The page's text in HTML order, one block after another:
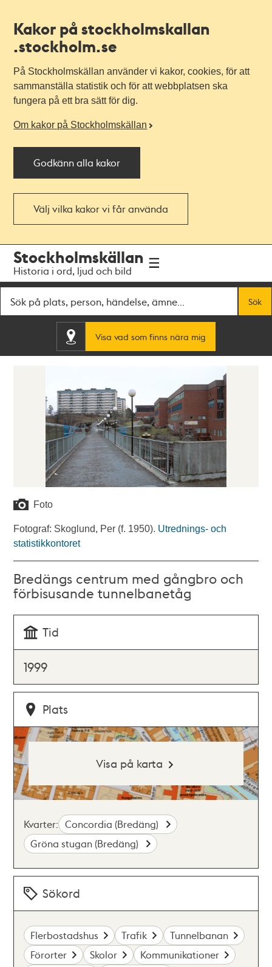
Kakor på stockholmskallan
.stockholm.se
På Stockholmskällan använder vi kakor, cookies, för att
sammanställa statistik och för att webbplatsen ska
fungera på ett bra sätt för dig.
Om kakor på Stockholmskällan
Godkänn alla kakor
Välj vilka kakor vi får använda
navigationen
huvudinnehållet
Stockholmskällan
Historia i ord, ljud och bild
Sök
Visa vad som finns nära mig
Foto
Fotograf: Skoglund, Per (f. 1950). Utrednings- och
statistikkontoret
Bredängs centrum med gångbro och
förbisusande tunnelbanetåg
Tid
1999
Plats
Visa på karta
Kvarter: Concordia (Bredäng)
Gröna stugan (Bredäng)
Sökord
Flerbostadshus Trafik
Tunnelbanan
Förorter
Skolor
Kommunikationer